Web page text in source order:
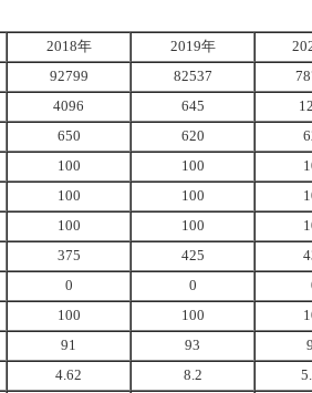
2018年 2019年
92799 82537
4096 645
650 620
100 100
100 100
100 100
375 425
0 0
100 100
91 93
4.62 8.2